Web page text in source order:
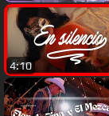
4:10